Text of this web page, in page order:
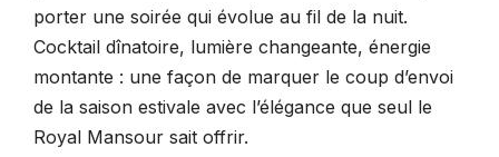
porter une soirée qui évolue au fil de la nuit.
Cocktail dînatoire, lumière changeante, énergie
montante : une façon de marquer le coup d’envoi
de la saison estivale avec l’élégance que seul le
Royal Mansour sait offrir.